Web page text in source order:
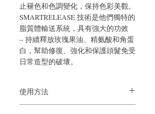
止褪色和色調變化，保持色彩美觀。
SMARTRELEASE 技術是他們獨特的
脂質體輸送系統，具有強大的功效
– 持續釋放玫瑰果油、精氨酸和角蛋
白，幫助修復、強化和保護頭髮免受
日常造型的破壞。
使用方法